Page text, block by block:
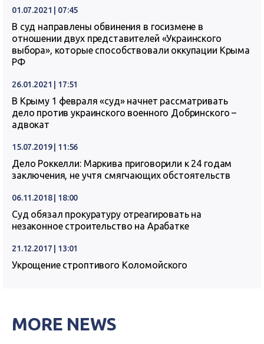
01.07.2021 | 07:45
В суд направлены обвинения в госизмене в
отношении двух представителей «Украинского
выбора», которые способствовали оккупации Крыма
РФ
26.01.2021 | 17:51
В Крыму 1 февраля «суд» начнет рассматривать
дело против украинского военного Добринского –
адвокат
15.07.2019 | 11:56
Дело Роккелли: Маркива приговорили к 24 годам
заключения, не учтя смягчающих обстоятельств
06.11.2018 | 18:00
Суд обязал прокуратуру отреагировать на
незаконное строительство на Арабатке
21.12.2017 | 13:01
Укрощение строптивого Коломойского
MORE NEWS